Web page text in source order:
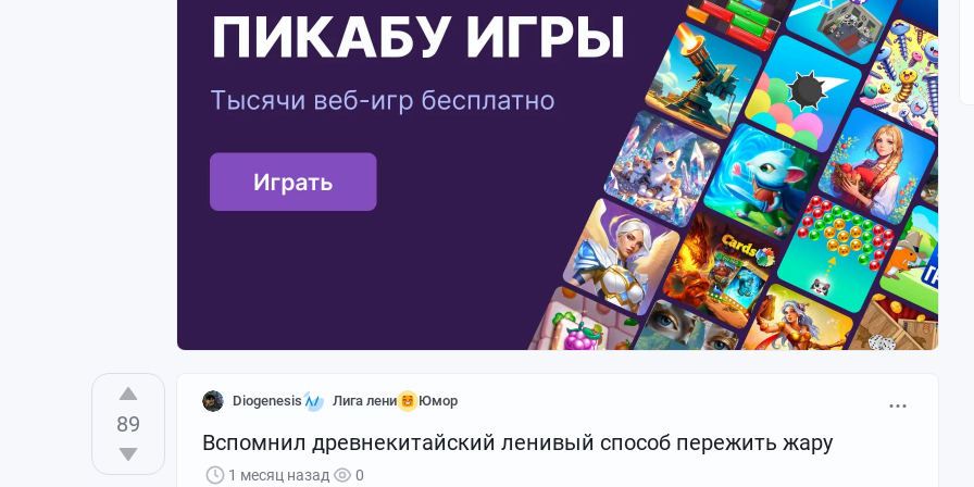
89
Diogenesis Лига лени Юмор
Вспомнил древнекитайский ленивый способ пережить жару
1 месяц назад 0